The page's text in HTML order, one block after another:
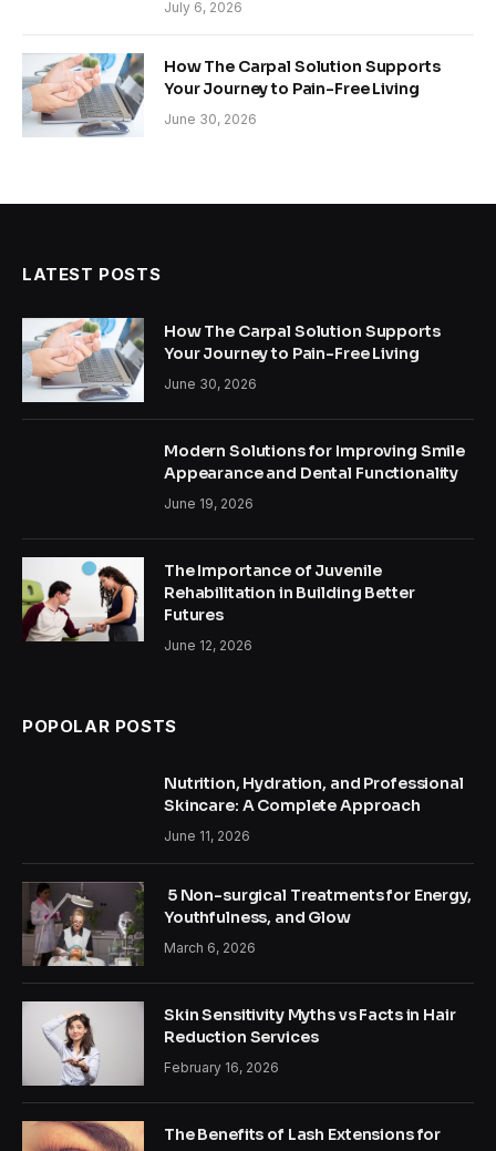
July 6, 2026
How The Carpal Solution Supports
Your Journey to Pain-Free Living
June 30, 2026
LATEST POSTS
How The Carpal Solution Supports
Your Journey to Pain-Free Living
June 30, 2026
Modern Solutions for Improving Smile
Appearance and Dental Functionality
June 19, 2026
The Importance of Juvenile
Rehabilitation in Building Better
Futures
June 12, 2026
POPOLAR POSTS
Nutrition, Hydration, and Professional
Skincare: A Complete Approach
June 11, 2026
5 Non-surgical Treatments for Energy,
Youthfulness, and Glow
March 6, 2026
Skin Sensitivity Myths vs Facts in Hair
Reduction Services
February 16, 2026
The Benefits of Lash Extensions for